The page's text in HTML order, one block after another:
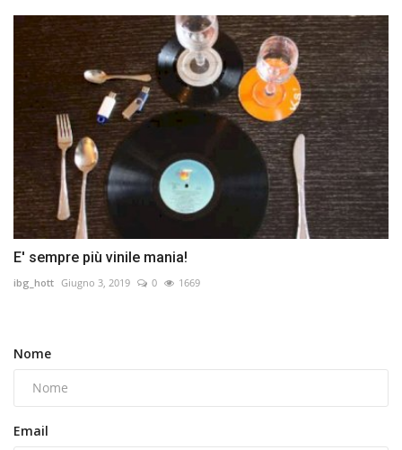
E' sempre più vinile mania!
ibg_hott Giugno 3, 2019 0 1669
Nome
Email